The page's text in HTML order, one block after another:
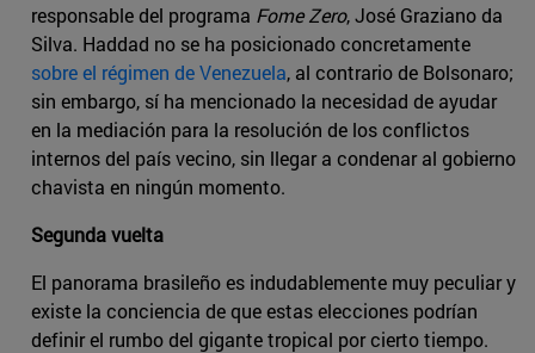
responsable del programa Fome Zero, José Graziano da
Silva. Haddad no se ha posicionado concretamente
sobre el régimen de Venezuela, al contrario de Bolsonaro;
sin embargo, sí ha mencionado la necesidad de ayudar
en la mediación para la resolución de los conflictos
internos del país vecino, sin llegar a condenar al gobierno
chavista en ningún momento.
Segunda vuelta
El panorama brasileño es indudablemente muy peculiar y
existe la conciencia de que estas elecciones podrían
definir el rumbo del gigante tropical por cierto tiempo.